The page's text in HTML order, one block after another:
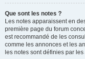
Que sont les notes ?
Les notes apparaissent en
première page du forum
est recommandé de les
comme les annonces et les
les notes sont définies par